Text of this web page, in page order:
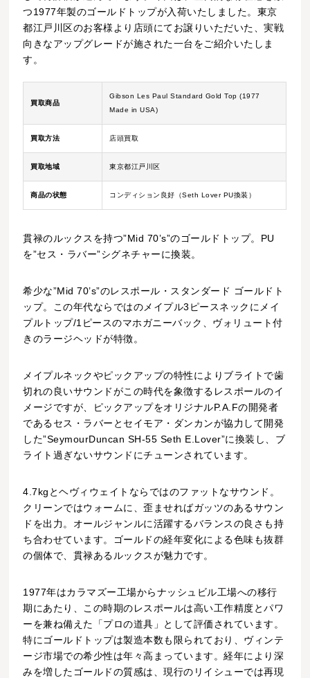
つ1977年製のゴールドトップが入荷いたしました。東京
都江戸川区のお客様より店頭にてお譲りいただいた、実戦
向きなアップグレードが施された一台をご紹介いたしま
す。
買取商品
Gibson Les Paul Standard Gold Top (1977
Made in USA)
買取方法 店頭買取
買取地域 東京都江戸川区
商品の状態 コンディション良好（Seth Lover PU換装）
貫禄のルックスを持つ”Mid 70’s”のゴールドトップ。PU
を”セス・ラバー”シグネチャーに換装。
希少な”Mid 70’s”のレスポール・スタンダード ゴールドト
ップ。この年代ならではのメイプル3ピースネックにメイ
プルトップ/1ピースのマホガニーバック、ヴォリュート付
きのラージヘッドが特徴。
メイプルネックやピックアップの特性によりブライトで歯
切れの良いサウンドがこの時代を象徴するレスポールのイ
メージですが、ピックアップをオリジナルP.A.Fの開発者
であるセス・ラバーとセイモア・ダンカンが協力して開発
した”SeymourDuncan SH-55 Seth E.Lover”に換装し、ブ
ライト過ぎないサウンドにチューンされています。
4.7kgとヘヴィウェイトならではのファットなサウンド。
クリーンではウォームに、歪ませればガッツのあるサウン
ドを出力。オールジャンルに活躍するバランスの良さも持
ち合わせています。ゴールドの経年変化による色味も抜群
の個体で、貫禄あるルックスが魅力です。
1977年はカラマズー工場からナッシュビル工場への移行
期にあたり、この時期のレスポールは高い工作精度とパワ
ーを兼ね備えた「プロの道具」として評価されています。
特にゴールドトップは製造本数も限られており、ヴィンテ
ージ市場での希少性は年々高まっています。経年により深
みを増したゴールドの質感は、現行のリイシューでは再現